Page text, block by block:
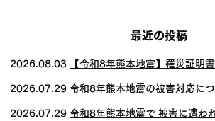
ゲー
ショ
ン
最近の投稿
2026.08.03 【令和8年熊本地震】罹災証明
2026.07.29令和8年熊本地震の被害対応に
2026.07.29令和8年熊本地震で 被害に遭わ